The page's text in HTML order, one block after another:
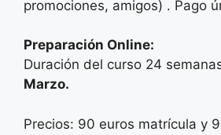
promociones, amigos) . Pago
Preparación Online:
Duración del curso 24
Marzo.
Precios: 90 euros matrícula y